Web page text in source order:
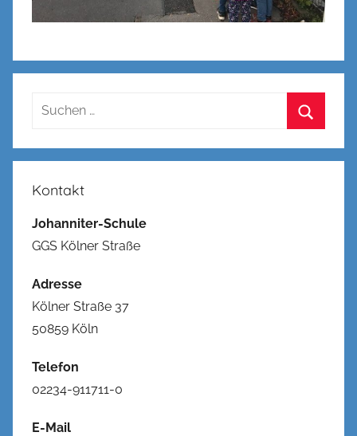
Suchen
Kontakt
Johanniter-Schule
GGS Kölner Straße
Adresse
Kölner Straße 37
50859 Köln
Telefon
02234-911711-0
E-Mail